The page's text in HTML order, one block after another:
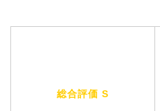
総合評価 S